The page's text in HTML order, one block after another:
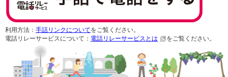
利用方法： 手話リンクについてをご覧ください。
電話リレーサービスについて： 電話リレーサービスとは をご覧ください。